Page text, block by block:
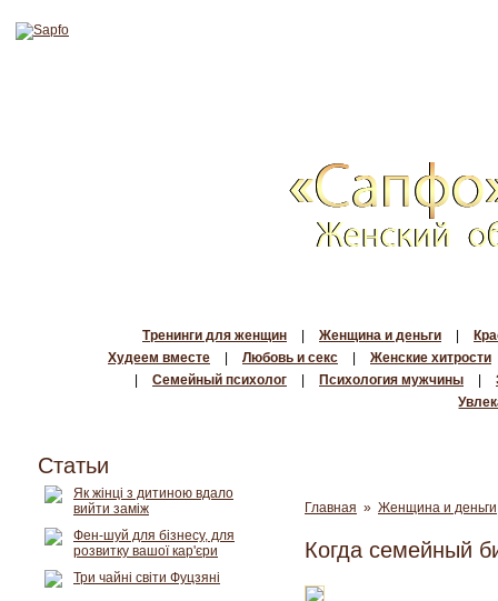
Тренинги для женщин Женщина и деньги
Худеем вместе
Любовь и секс
Женские хитрости
Семейный психолог Психология мужчины
Главная » Женщина и деньги
Когда семейный
Статьи
Як жінці з дитиною вдало
вийти заміж
Фен-шуй для бізнесу, для
розвитку вашої кар'єри
Три чайні світи Фуцзяні